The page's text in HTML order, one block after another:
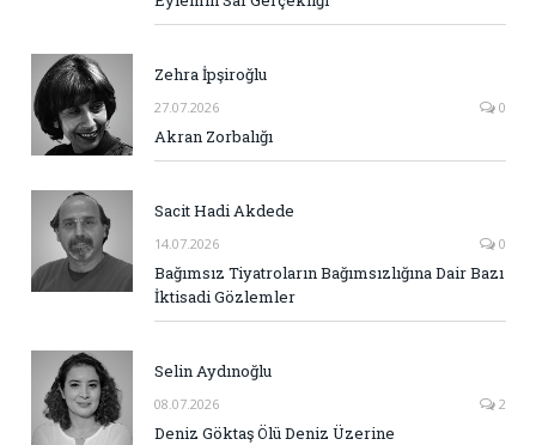
Zehra İpşiroğlu
27.07.2026 0
Akran Zorbalığı
Sacit Hadi Akdede
14.07.2026 0
Bağımsız Tiyatroların Bağımsızlığına Dair Bazı
İktisadi Gözlemler
Selin Aydınoğlu
08.07.2026 2
Deniz Göktaş Ölü Deniz Üzerine